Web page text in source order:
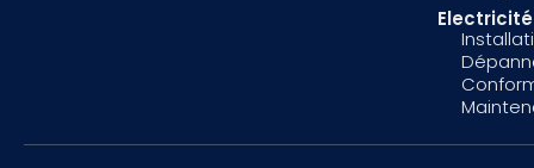
Electricité